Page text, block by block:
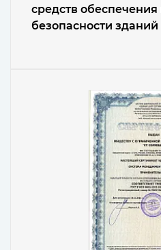
средств
безопасности зданий